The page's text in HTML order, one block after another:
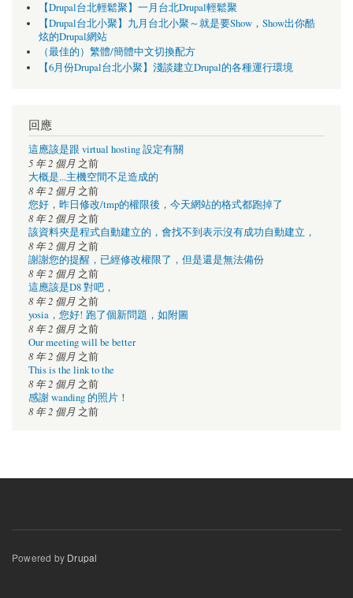
【Drupal台北輕鬆聚】一月台北Drupal輕鬆聚
【Drupal台北小聚】九月台北小聚～就是要Show，Show出你酷
炫的Drupal網站
（最佳的）繁體/簡體中文切換配方
【6月份Drupal台北小聚】淺談建立Drupal的各種運行環境
回應
這應該是跟 virtual hosting 設定有關
5 年 2 個月 之前
大概是...主機空間不足造成的
8 年 2 個月 之前
您好，昨日修改/tmp的權限後，今天網站的格式都跑掉了
8 年 2 個月 之前
該資料夾是程式自動建立的，會找不到表示沒有成功自動建立，
8 年 2 個月 之前
謝謝您的提醒，已經修改權限了，但是還是無法備份
8 年 2 個月 之前
這應該是D8 對吧，
8 年 2 個月 之前
yosia，您好! 跑了個新問題，如附圖
8 年 2 個月 之前
Our meeting will be better
8 年 2 個月 之前
This is the link to the
8 年 2 個月 之前
感謝 wanding 的照片！
8 年 2 個月 之前
Powered by Drupal